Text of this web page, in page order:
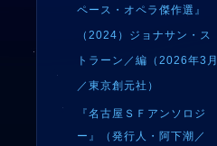
ペース・オペラ傑作選』
（2024）ジョナサン・ス
トラーン／編（2026年3月
／東京創元社）
『名古屋ＳＦアンソロジ
ー』（発行人・阿下潮／